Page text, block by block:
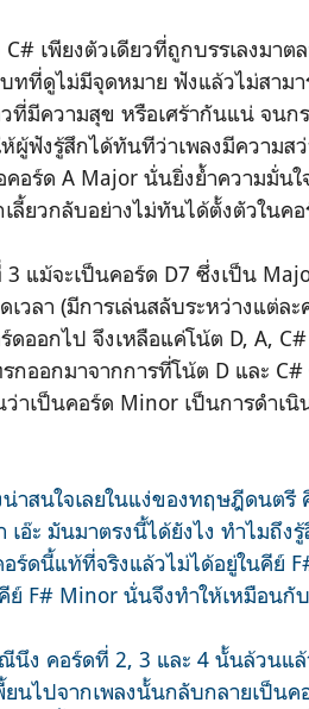
เพียงตัวเดียวที่ถูกบรรเลงมา
ทที่ดูไม่มีจุดหมาย ฟังแล้วไม่สาม
วที่มีความสุข หรือเศร้ากันแน่ จน
ผู้ฟังรู้สึกได้ทันทีว่าเพลงมีความส
คอร์ด A Major นั่นยิ่งย้ำความมั่น
ลี้ยวกลับอย่างไม่ทันได้ตั้งตัวในค
3 แม้จะเป็นคอร์ด D7 ซึ่งเป็น
เวลา (มีการเล่นสลับระหว่างแต่
ดออกไป จึงเหลือแค่โน้ต D, A,
กออกมาจากการที่โน้ต D และ
าเป็นคอร์ด Minor เป็นการดำเนิ
าสนใจเลยในแง่ของทฤษฎีดนต
เอ๊ะ มันมาตรงนี้ได้ยังไง ทำไมถึ
อร์ดนี้แท้ที่จริงแล้วไม่ได้อยู่ในคีย์
คีย์ F# Minor นั่นจึงทำให้เหมือนกั
นึง คอร์ดที่ 2, 3 และ 4 นั้นล้วนแ
ยนไปจากเพลงนั้นกลับกลายเป็น